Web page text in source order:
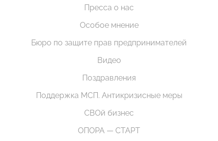
Пресса о нас
Особое мнение
Бюро по защите прав предпринимателей
Видео
Поздравления
Поддержка МСП. Антикризисные меры
СВОй бизнес
ОПОРА — СТАРТ